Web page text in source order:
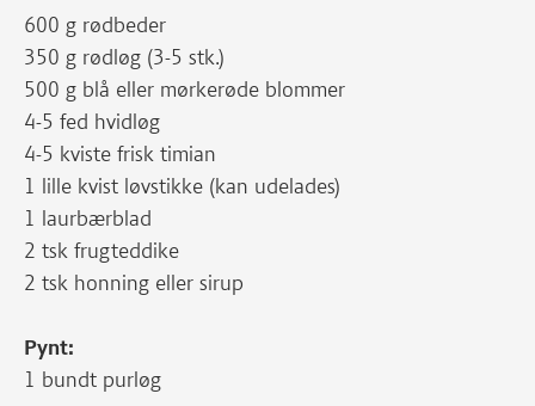
600 g rødbeder
350 g rødløg (3-5 stk.)
500 g blå eller mørkerøde blommer
4-5 fed hvidløg
4-5 kviste frisk timian
1 lille kvist løvstikke (kan udelades)
1 laurbærblad
2 tsk frugteddike
2 tsk honning eller sirup
Pynt:
1 bundt purløg